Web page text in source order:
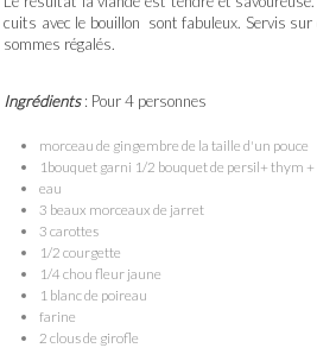
cuits avec le bouillon sont fabuleux. Servis sur
sommes régalés.
Ingrédients: Pour 4 personnes
morceau de gingembre de la taille d'un pouce
1bouquet garni 1/2 bouquet de persil+ thym
eau
3 beaux morceaux de jarret
3 carottes
1/2 courgette
1/4 chou fleur jaune
1 blanc de poireau
farine
2 clous de girofle